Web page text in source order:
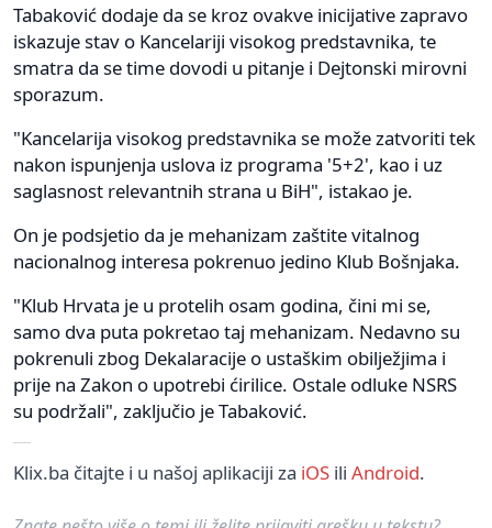
Tabaković dodaje da se kroz ovakve inicijative zapravo
iskazuje stav o Kancelariji visokog predstavnika, te
smatra da se time dovodi u pitanje i Dejtonski mirovni
sporazum.
"Kancelarija visokog predstavnika se može zatvoriti tek
nakon ispunjenja uslova iz programa '5+2', kao i uz
saglasnost relevantnih strana u BiH", istakao je.
On je podsjetio da je mehanizam zaštite vitalnog
nacionalnog interesa pokrenuo jedino Klub Bošnjaka.
"Klub Hrvata je u protelih osam godina, čini mi se,
samo dva puta pokretao taj mehanizam. Nedavno su
pokrenuli zbog Dekalaracije o ustaškim obilježjima i
prije na Zakon o upotrebi ćirilice. Ostale odluke NSRS
su podržali", zaključio je Tabaković.
Klix.ba čitajte i u našoj aplikaciji za iOS ili Android.